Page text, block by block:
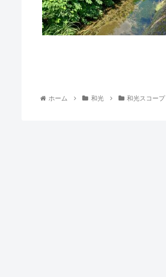
ホーム 和光 和光スコープ